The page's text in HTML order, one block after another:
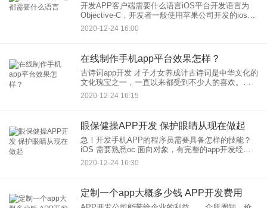
开发APP客户端需要什么语言iOS平台开发语言为
Objective-C，开发者一般使用苹果公司开发的ios
sdk 搭建开发环境， iOS SDK是开发iPhone和iPad
应用程序过程中必不可少的
2020-12-24 16:00
在线制作手机app平台效果怎样？
古诗词app开发 才子才女养成计古诗词是中华文化的
文化瑰宝之一，一直以来都受到不少人的喜欢。古
诗词的读物有不少，但是现在移动阅读已经成为很
多用户的习惯，古诗词app开发为用户提供了海量的
2020-12-24 16:15
眼保健操APP开发 保护眼睛从现在做起
急！开发手机APP的程序员需要具备怎样的技能？
iOS 需要熟悉oc 面向对象，有完整的app开发经
验，了解第三方接入协议，熟练掌握ios的框架，开
发环境，以及sdk的应用， 建议招收两年工作的经验
2020-12-24 16:30
定制一个app大概多少钱 APP开发费用